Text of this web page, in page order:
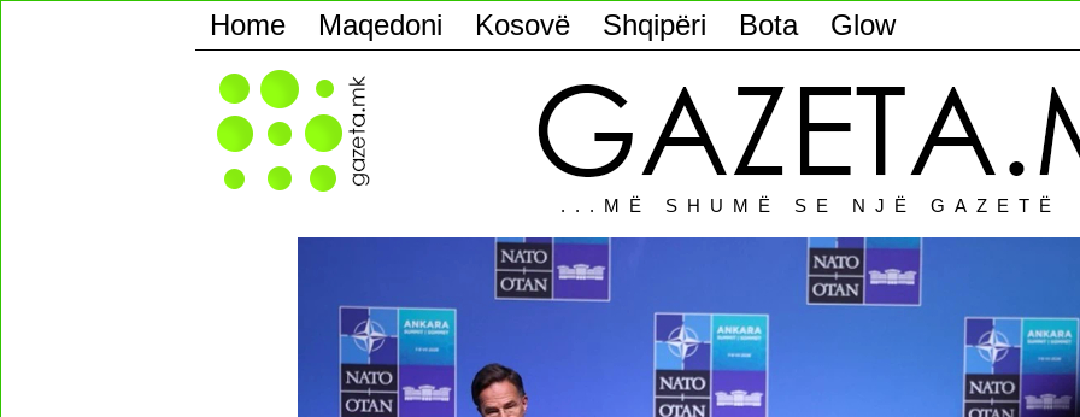
Home Maqedoni Kosovë Shqipëri Bota Glow
...MË SHUMË SE NJË GAZETË